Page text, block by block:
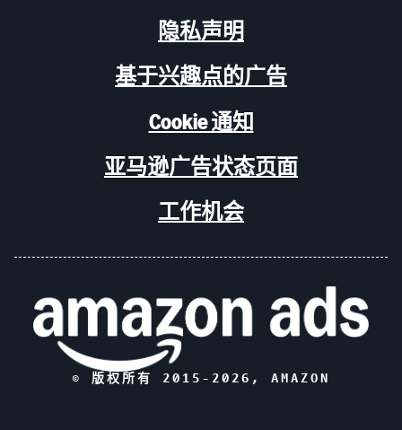
隐私声明
基于兴趣点的广告
Cookie 通知
亚马逊广告状态页面
工作机会
© 版权所有 2015- 2026 , AMAZON